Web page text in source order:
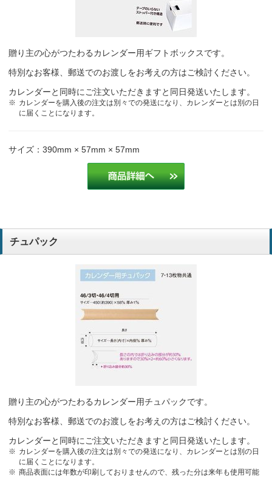
2か月先のカレンダーが表示されているので、使い勝手が良いです。
す。客先でも重宝されているので毎年こちらのデザインで作成してい
保安業務
シンプルで見やすかったから 建築業
経営コンサルタント
毎年購入させて頂いているので、購入簡単にできる為。
デザインがシンプルできれい 電気工事業
コスパがよいので毎年お願いしております。
フォントがキレイです。 広告会社
シンプルで使いやすくてとても良いので今回も同じ物を注文させて頂
工期が早く安価なため 建築業
毎年お願いしております。 デザイン
贈り主の心がつたわるカレンダー用ギフトボックスです。
特別なお客様、郵送でのお渡しをお考えの方はご検討ください。
カレンダーと同時にご注文いただきますと同日発送いたします。
カレンダーを購入後の注文は別々での発送になり、カレンダーとは別の日
に届くことになります。
サイズ：390mm × 57mm × 57mm
チュパック
贈り主の心がつたわるカレンダー用チュパックです。
特別なお客様、郵送でのお渡しをお考えの方はご検討ください。
カレンダーと同時にご注文いただきますと同日発送いたします。
カレンダーを購入後の注文は別々での発送になり、カレンダーとは別の日
に届くことになります。
商品表面には年数が印刷しておりませんので、残った分は来年も使用可能